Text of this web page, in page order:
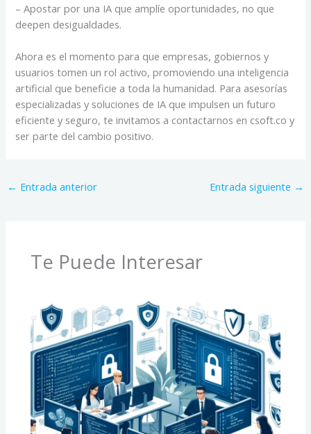
– Apostar por una IA que amplíe oportunidades, no que
deepen desigualdades.
Ahora es el momento para que empresas, gobiernos y
usuarios tomen un rol activo, promoviendo una inteligencia
artificial que beneficie a toda la humanidad. Para asesorías
especializadas y soluciones de IA que impulsen un futuro
eficiente y seguro, te invitamos a contactarnos en csoft.co y
ser parte del cambio positivo.
← Entrada anterior Entrada siguiente →
Te Puede Interesar